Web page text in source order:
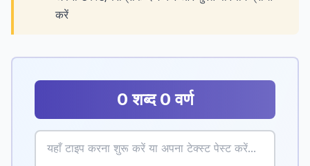
करें
0 शब्द 0 वर्ण